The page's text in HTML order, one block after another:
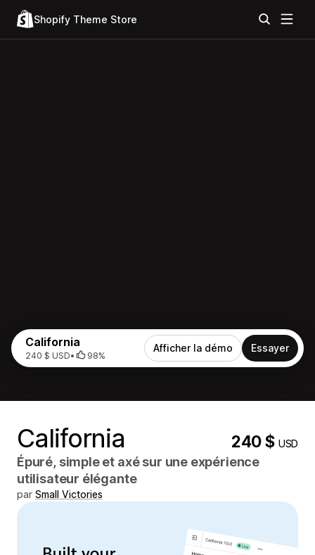
Shopify Theme Store
California
240 $ USD• 98%
Afficher la démo Essayer
California 240 $USD
Épuré, simple et axé sur une expérience
utilisateur élégante
par Small Victories